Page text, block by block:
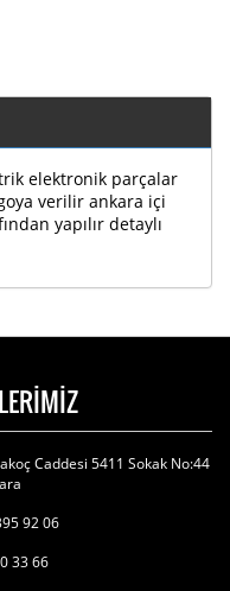
elektronik parçalar
verilir ankara içi
yapılır detaylı
Caddesi 5411 Sokak No:44
92 06
33 66